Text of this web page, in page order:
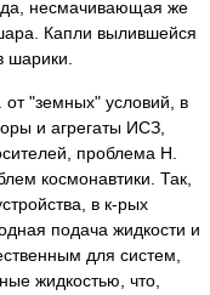
несмачивающая же
Капли вылившейся
шарики.
от "земных" условий, в
и агрегаты ИСЗ,
проблема H.
космонавтики. Так,
в к-рых
подача жидкости и
для систем,
жидкостью, что,